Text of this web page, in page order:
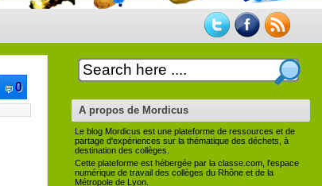
0
A propos de Mordicus
Le blog Mordicus est une plateforme de ressources et de
partage d'expériences sur la thématique des déchets, à
destination des collèges.
Cette plateforme est hébergée par la classe.com, l'espace
numérique de travail des collèges du Rhône et de la
Métropole de Lyon.